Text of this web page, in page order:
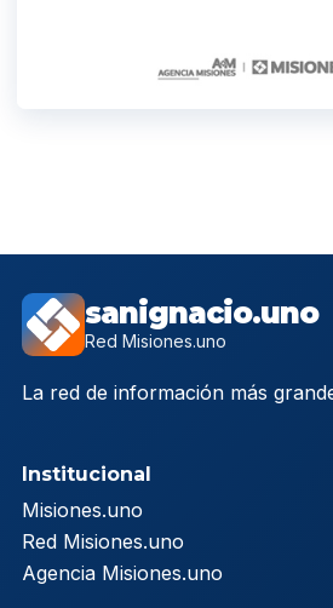
sanignacio.uno
Red Misiones.uno
La red de información más
Institucional
Misiones.uno
Red Misiones.uno
Agencia Misiones.uno